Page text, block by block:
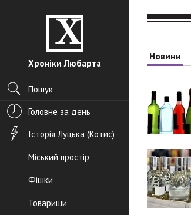
Хроніки Любарта
Пошук
Головне за день
Історія Луцька (Котис)
Міський простір
Фішки
Товарищи
Новини